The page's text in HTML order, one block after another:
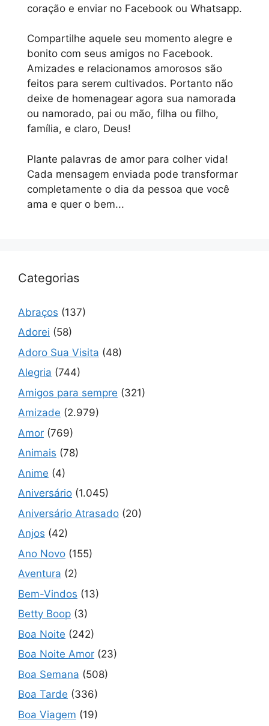
coração e enviar no Facebook ou Whatsapp.
Compartilhe aquele seu momento alegre e
bonito com seus amigos no Facebook.
Amizades e relacionamos amorosos são
feitos para serem cultivados. Portanto não
deixe de homenagear agora sua namorada
ou namorado, pai ou mão, filha ou filho,
família, e claro, Deus!
Plante palavras de amor para colher vida!
Cada mensagem enviada pode transformar
completamente o dia da pessoa que você
ama e quer o bem...
Categorias
Abraços (137)
Adorei (58)
Adoro Sua Visita (48)
Alegria (744)
Amigos para sempre (321)
Amizade (2.979)
Amor (769)
Animais (78)
Anime (4)
Aniversário (1.045)
Aniversário Atrasado (20)
Anjos (42)
Ano Novo (155)
Aventura (2)
Bem-Vindos (13)
Betty Boop (3)
Boa Noite (242)
Boa Noite Amor (23)
Boa Semana (508)
Boa Tarde (336)
Boa Viagem (19)